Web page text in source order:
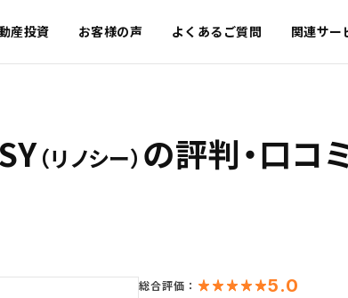
産投資 お客様の声 よくあるご質問 関連サー
（リノシー） の評判・口コ
総合評価： 5.0